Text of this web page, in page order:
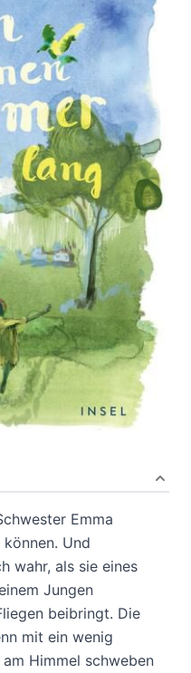
in
mit Illustrationen von
19.05.2026
155 Seiten
ISBN: 978-3-
45864593-1
Emma
Und
wahr, als sie eines
Jungen
beibringt. Die
mit ein wenig
Himmel schweben